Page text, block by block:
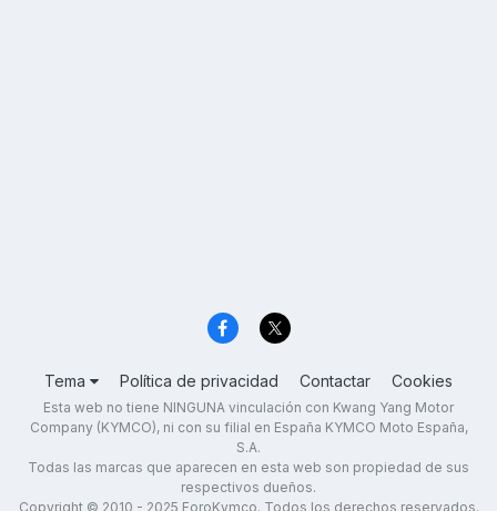
Tema Política de privacidad Contactar Cookies
Esta web no tiene NINGUNA vinculación con Kwang Yang Motor
Company (KYMCO), ni con su filial en España KYMCO Moto España,
S.A.
Todas las marcas que aparecen en esta web son propiedad de sus
respectivos dueños.
Copyright © 2010 - 2025 ForoKymco. Todos los derechos reservados.